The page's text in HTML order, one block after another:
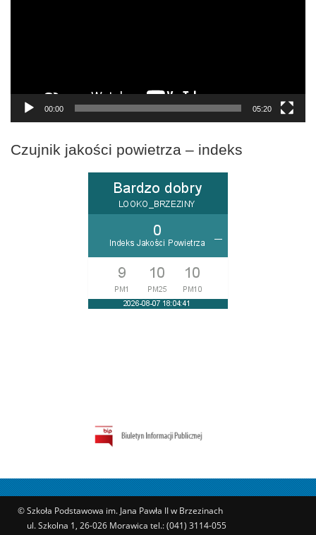
00:00 05:20
Czujnik jakości powietrza – indeks
© Szkoła Podstawowa im. Jana Pawła II w Brzezinach
ul. Szkolna 1, 26-026 Morawica tel.: (041) 3114-055